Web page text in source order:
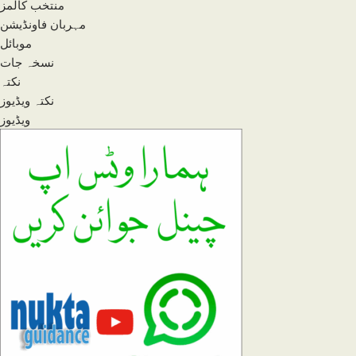
منتخب کالمز
مہربان فاونڈیشن
موبائل
نسخہ جات
نکتہ
نکتہ ویڈیوز
ویڈیوز